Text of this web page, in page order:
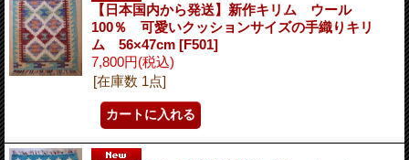
【日本国内から発送】新作キリム ウール
100％ 可愛いクッションサイズの手織りキリ
ム 56×47cm [F501]
7,800円(税込)
[在庫数 1点]